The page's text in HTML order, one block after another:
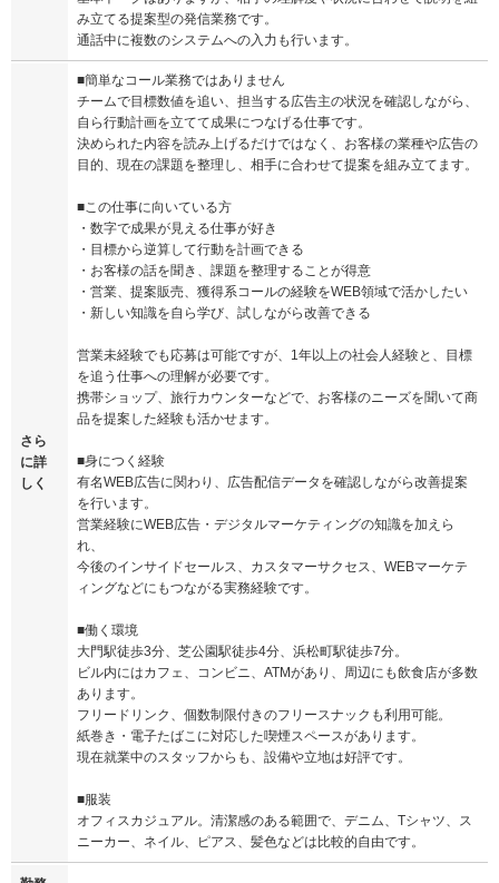
み立てる提案型の発信業務です。
通話中に複数のシステムへの入力も行います。
さら
に詳
しく
■簡単なコール業務ではありません
チームで目標数値を追い、担当する広告主の状況を確認しながら、
自ら行動計画を立てて成果につなげる仕事です。
決められた内容を読み上げるだけではなく、お客様の業種や広告の
目的、現在の課題を整理し、相手に合わせて提案を組み立てます。
■この仕事に向いている方
・数字で成果が見える仕事が好き
・目標から逆算して行動を計画できる
・お客様の話を聞き、課題を整理することが得意
・営業、提案販売、獲得系コールの経験をWEB領域で活かしたい
・新しい知識を自ら学び、試しながら改善できる
営業未経験でも応募は可能ですが、1年以上の社会人経験と、目標
を追う仕事への理解が必要です。
携帯ショップ、旅行カウンターなどで、お客様のニーズを聞いて商
品を提案した経験も活かせます。
■身につく経験
有名WEB広告に関わり、広告配信データを確認しながら改善提案
を行います。
営業経験にWEB広告・デジタルマーケティングの知識を加えら
れ、
今後のインサイドセールス、カスタマーサクセス、WEBマーケテ
ィングなどにもつながる実務経験です。
■働く環境
大門駅徒歩3分、芝公園駅徒歩4分、浜松町駅徒歩7分。
ビル内にはカフェ、コンビニ、ATMがあり、周辺にも飲食店が多数
あります。
フリードリンク、個数制限付きのフリースナックも利用可能。
紙巻き・電子たばこに対応した喫煙スペースがあります。
現在就業中のスタッフからも、設備や立地は好評です。
■服装
オフィスカジュアル。清潔感のある範囲で、デニム、Tシャツ、ス
ニーカー、ネイル、ピアス、髪色などは比較的自由です。